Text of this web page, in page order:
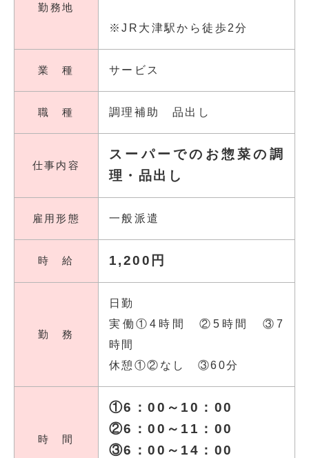
勤務地
※JR大津駅から徒歩2分
業 種 サービス
職 種 調理補助 品出し
仕事内容
スーパーでのお惣菜の調
理・品出し
雇用形態 一般派遣
時 給 1,200円
勤 務
日勤
実働①4時間 ②5時間 ③7
時間
休憩①②なし ③60分
時 間
①6：00～10：00
②6：00～11：00
③6：00～14：00